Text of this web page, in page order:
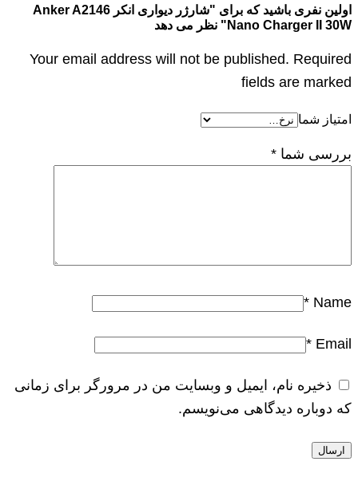
اولین نفری باشید که برای "شارژر دیواری انکر Anker A2146
Nano Charger II 30W" نظر می دهد
Your email address will not be published. Required
fields are marked
امتیاز شما
بررسی شما *
Name
*
Email
*
ذخیره نام، ایمیل و وبسایت من در مرورگر برای زمانی
که دوباره دیدگاهی می‌نویسم.